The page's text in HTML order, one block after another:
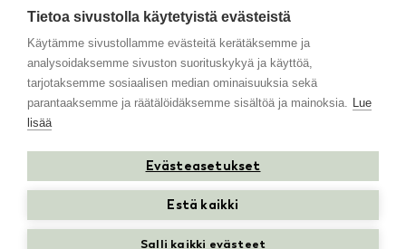
Lasten tuotteet
Asusteet
Moomin by Cailap
Vinkit
InstagramFacebookYoutube
Tietoa sivustolla käytetyistä evästeistä
Käytämme sivustollamme evästeitä kerätäksemme ja
analysoidaksemme sivuston suorituskykyä ja käyttöä,
tarjotaksemme sosiaalisen median ominaisuuksia sekä
parantaaksemme ja räätälöidäksemme sisältöä ja mainoksia. Lue
lisää
Evästeasetukset
Estä kaikki
Salli kaikki evästeet